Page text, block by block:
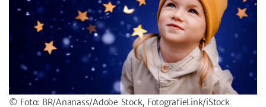
© Foto: BR/Ananass/Adobe Stock, FotografieLink/iStock